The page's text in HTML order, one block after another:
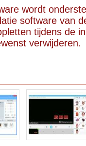
wordt
software van
tijdens de
verwijderen.